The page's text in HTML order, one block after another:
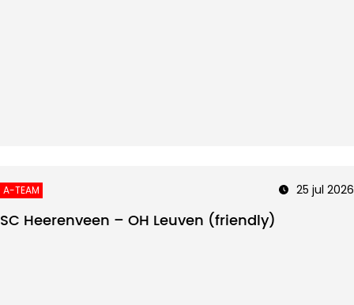
A-TEAM 25 jul 2026
SC Heerenveen – OH Leuven (friendly)